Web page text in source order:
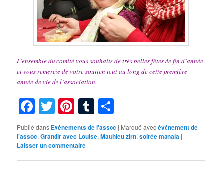
L’ensemble du comité vous souhaite de très belles fêtes de fin d’année
et vous remercie de votre soutien tout au long de cette première
année de vie de l’association.
Facebook
Twitter
Pinterest
Tumblr
Publié dans Evénements de l'assoc | Marqué avecévénement de
l'assoc,Grandir avec Louise,Matthieu zirn,soirée manala |
Laisser un commentaire